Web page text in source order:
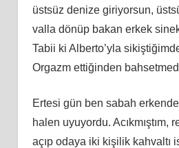
üstsüz denize giriyorsun,
valla dönüp bakan erkek
Tabii ki Alberto’yla
Orgazm ettiğinden
Ertesi gün ben sabah
halen uyuyordu. Acıkmıştım,
açıp odaya iki kişilik kahvaltı